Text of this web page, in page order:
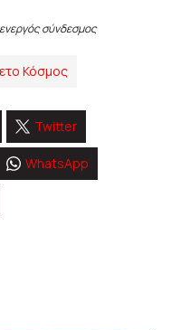
σύνδεσμος
Κόσμος
Twitter
WhatsApp